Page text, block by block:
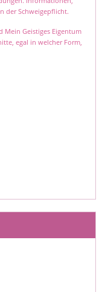
der Schweigepflicht.
Mein Geistiges Eigentum
egal in welcher Form,